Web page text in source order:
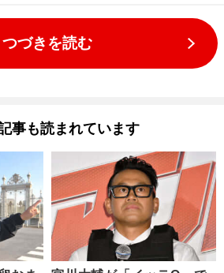
つづきを読む
事も読まれています